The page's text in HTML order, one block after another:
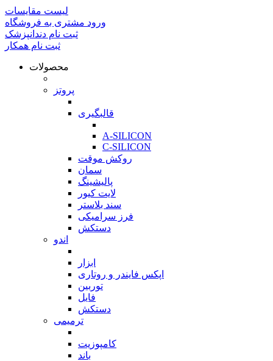
لیست مقایسات
ورود مشتری به فروشگاه
ثبت نام دندانپزشک
ثبت نام همکار
محصولات
پروتز
قالبگیری
A-SILICON
C-SILICON
روکش موقت
سمان
پالیشینگ
لایت کیور
سند بلاستر
فرز سرامیکی
دستکش
اندو
ابزار
اپکس فایندر و روتاری
توربین
فایل
دستکش
ترمیمی
کامپوزیت
باند